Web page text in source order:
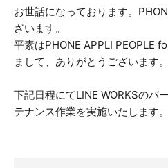
お世話になっております。
ざいます。
平素はPHONE APPLI PEOPLE
まして、ありがとうございます。
下記日程にてLINE WORKSのバ
テナンス作業を実施いたします。